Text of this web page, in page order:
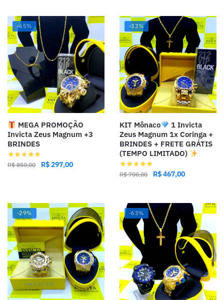
-65%
MEGA PROMOÇÃO
Invicta Zeus Magnum +3
BRINDES
R$850,00 R$297,00
-33%
KIT Mônaco
1 Invicta
Zeus Magnum 1x Coringa +
BRINDES + FRETE GRÁTIS
(TEMPO LIMITADO)
R$700,00 R$467,00
-29% -63%